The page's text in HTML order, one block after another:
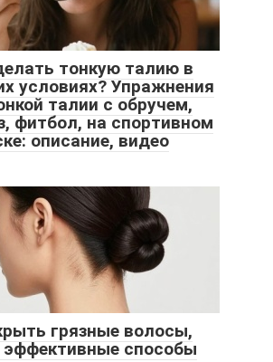
тонкую талию в
условиях? Упражнения
талии с обручем,
фитбол, на спортивном
описание, видео
грязные волосы,
способы